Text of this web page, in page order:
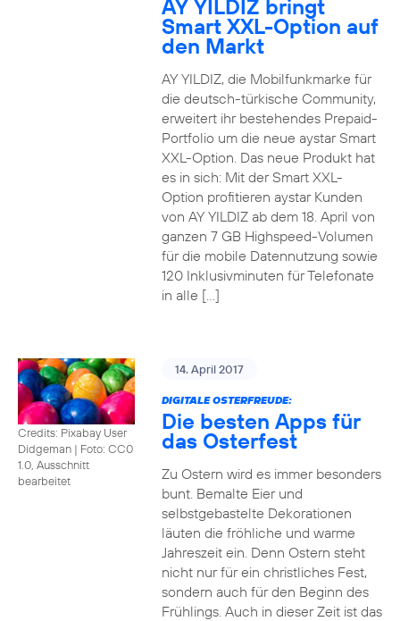
AY YILDIZ bringt
Smart XXL-Option auf
den Markt
AY YILDIZ, die Mobilfunkmarke für
die deutsch-türkische Community,
erweitert ihr bestehendes Prepaid-
Portfolio um die neue aystar Smart
XXL-Option. Das neue Produkt hat
es in sich: Mit der Smart XXL-
Option profitieren aystar Kunden
von AY YILDIZ ab dem 18. April von
ganzen 7 GB Highspeed-Volumen
für die mobile Datennutzung sowie
120 Inklusivminuten für Telefonate
in alle […]
Credits: Pixabay User
Didgeman | Foto: CC0
1.0, Ausschnitt
bearbeitet
14. April 2017
DIGITALE OSTERFREUDE:
Die besten Apps für
das Osterfest
Zu Ostern wird es immer besonders
bunt. Bemalte Eier und
selbstgebastelte Dekorationen
läuten die fröhliche und warme
Jahreszeit ein. Denn Ostern steht
nicht nur für ein christliches Fest,
sondern auch für den Beginn des
Frühlings. Auch in dieser Zeit ist das